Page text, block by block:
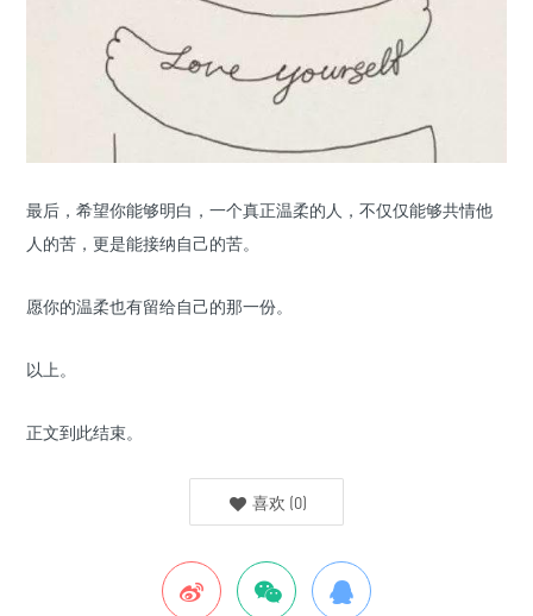
最后，希望你能够明白，一个真正温柔的人，不仅仅能够共情他
人的苦，更是能接纳自己的苦。
愿你的温柔也有留给自己的那一份。
以上。
正文到此结束。
喜欢 (0)